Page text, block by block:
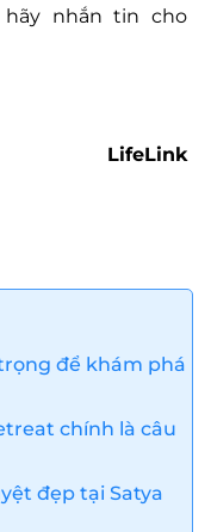
nhắn tin cho
LifeLink
để khám phá
chính là câu
đẹp tại Satya